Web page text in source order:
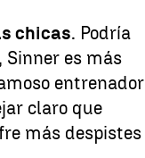
chicas. Podría
es más
entrenador
claro que
más despistes